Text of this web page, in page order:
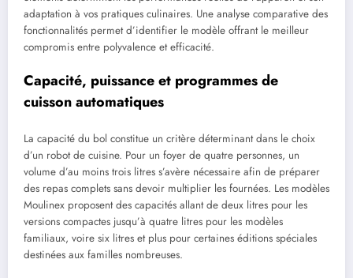
adaptation à vos pratiques culinaires. Une analyse comparative des
fonctionnalités permet d’identifier le modèle offrant le meilleur
compromis entre polyvalence et efficacité.
Capacité, puissance et programmes de
cuisson automatiques
La capacité du bol constitue un critère déterminant dans le choix
d’un robot de cuisine. Pour un foyer de quatre personnes, un
volume d’au moins trois litres s’avère nécessaire afin de préparer
des repas complets sans devoir multiplier les fournées. Les modèles
Moulinex proposent des capacités allant de deux litres pour les
versions compactes jusqu’à quatre litres pour les modèles
familiaux, voire six litres et plus pour certaines éditions spéciales
destinées aux familles nombreuses.